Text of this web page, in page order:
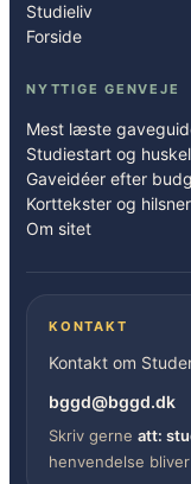
Studieliv
Forside
NYTTIGE GENVEJE
Mest læste
Studiestart og
Gaveidéer efter
Korttekster og hilsner
Om sitet
KONTAKT
Kontakt om
bggd@bggd.dk
Skriv gerne att:
henvendelse